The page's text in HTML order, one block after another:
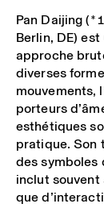
Pan Daijing (*
Berlin, DE)
approche
diverses
mouvements,
porteurs
esthétiques
pratique. Son
des
inclut
que